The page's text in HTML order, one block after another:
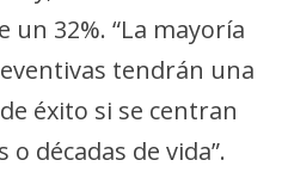
32%. “La mayoría
tendrán una
éxito si se centran
décadas de vida”.